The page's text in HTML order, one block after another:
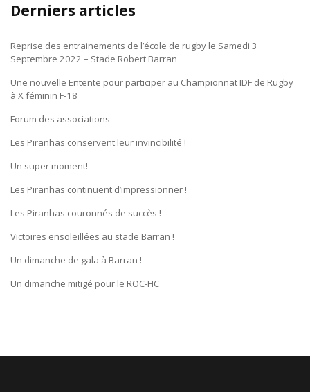
Derniers articles
Reprise des entrainements de l’école de rugby le Samedi 3
Septembre 2022 – Stade Robert Barran
Une nouvelle Entente pour participer au Championnat IDF de Rugby
à X féminin F-18
Forum des associations
Les Piranhas conservent leur invincibilité !
Un super moment!
Les Piranhas continuent d’impressionner !
Les Piranhas couronnés de succès !
Victoires ensoleillées au stade Barran !
Un dimanche de gala à Barran !
Un dimanche mitigé pour le ROC-HC